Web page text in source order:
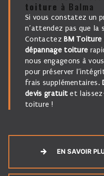
toiture à Balma
Si vous constatez un problème sur votre toit,
n’attendez pas que
ContactezBM Toiture
dépannage toiture
nous engageons à
pour préserver
frais supplémentaires.
devis gratuitet
toiture !
EN SAVOIR